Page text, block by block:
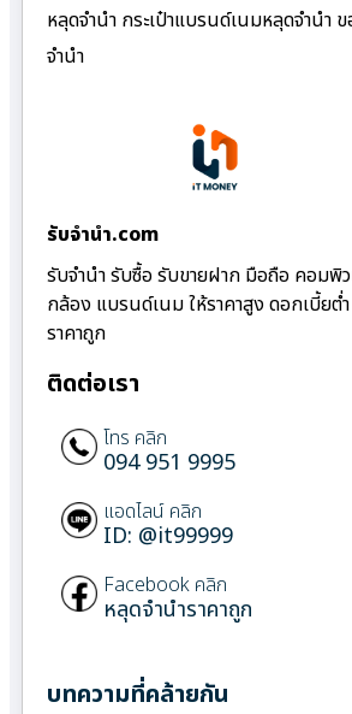
หลุดจำนำ กระเป๋าแบรนด์เนมหลุดจำนำ
จำนำ
รับจํานํา.com
รับจำนำ รับซื้อ รับขายฝาก มือถือ คอมพิ
กล้อง แบรนด์เนม ให้ราคาสูง ดอกเบี้ยต่
ราคาถูก
ติดต่อเรา
โทร คลิก
094 951 9995
แอดไลน์ คลิก
ID: @it99999
Facebook คลิก
หลุดจำนำราคาถูก
บทความที่คล้ายกัน